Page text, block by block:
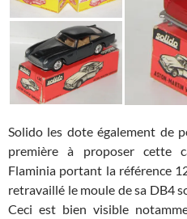
Solido les dote également de
première à proposer cette
Flaminia portant la référence
retravaillé le moule de sa DB4
Ceci est bien visible